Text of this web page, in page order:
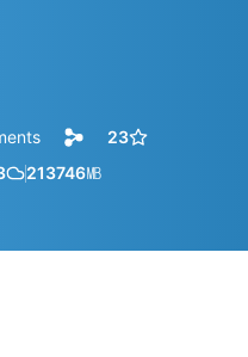
23
213746㎆︎